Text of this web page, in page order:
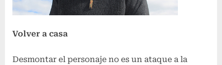
Volver a casa
Desmontar el personaje no es un ataque a la